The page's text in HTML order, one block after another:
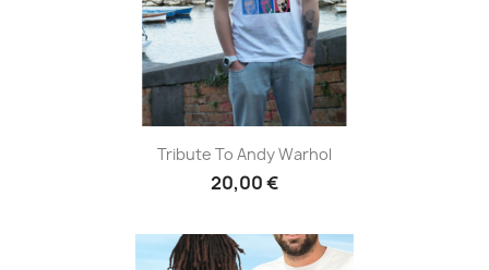
Tribute To Andy Warhol
20,00 €